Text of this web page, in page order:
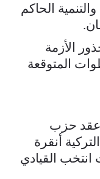
الحاكم
الأزمة
المتوقعة
في نوفمبر/تشرين الثاني 2023 عقد حزب
أنقرة
حيث انتخب القيادي